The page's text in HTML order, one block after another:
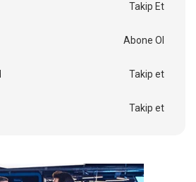
Takip Et
Abone Ol
Takip et
Takip et